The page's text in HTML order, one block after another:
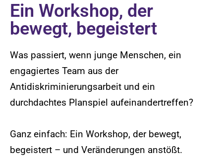
Ein Workshop, der
bewegt, begeistert
Was passiert, wenn junge Menschen, ein
engagiertes Team aus der
Antidiskriminierungsarbeit und ein
durchdachtes Planspiel aufeinandertreffen?
Ganz einfach: Ein Workshop, der bewegt,
begeistert – und Veränderungen anstößt.